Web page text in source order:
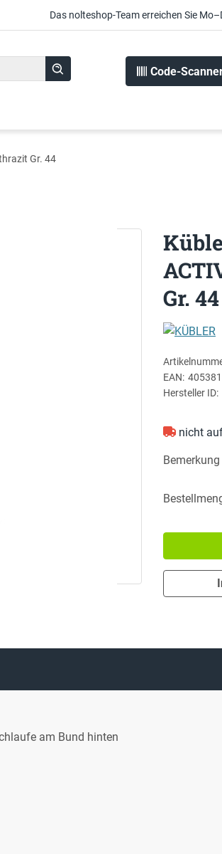
Das nolteshop-Team erreichen Sie
Code-
Gr. 44
Gr. 44
EAN:
Hersteller ID:
nicht
Bemerkung
am Bund hinten